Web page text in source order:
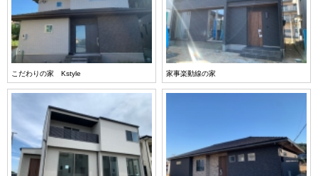
こだわりの家 Kstyle 家事楽動線の家